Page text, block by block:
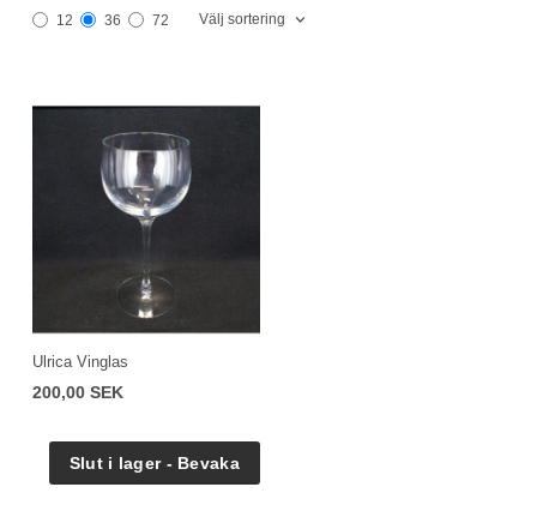
12 36 72 Välj sortering
Ulrica Vinglas
200,00 SEK